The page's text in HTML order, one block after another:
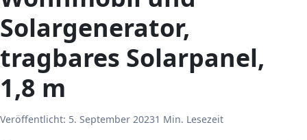
Solargenerator,
tragbares Solarpanel,
1,8 m
Veröffentlicht: 5. September 20231 Min. Lesezeit